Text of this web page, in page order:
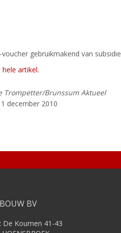
voucher gebruikmakend van subsidie
hele artikel.
Trompetter/Brunssum Aktueel
1 december 2010
BOUW BV
De Koumen 41-43